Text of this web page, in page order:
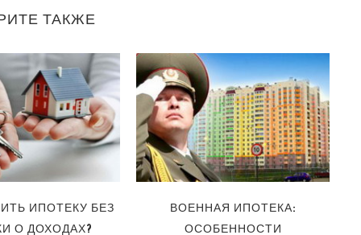
ТАКЖЕ
ОСОБЕННОСТИ
КРЕДИТОВАНИЯ В ИНТЕРНЕТЕ
ВЫВОД
КАРТУ СБЕРБАНКА,